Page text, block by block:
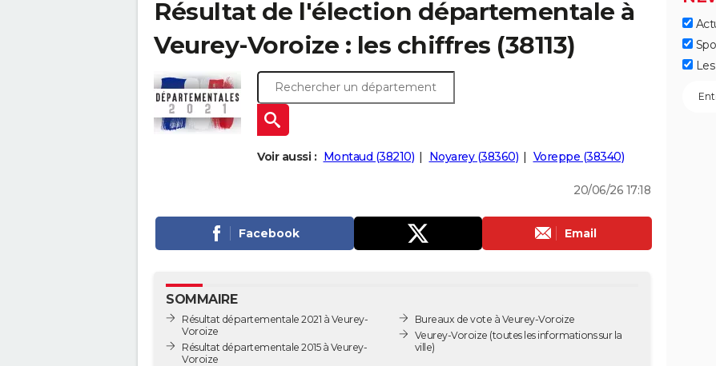
Résultat de l'élection départementale à
Veurey-Voroize : les chiffres (38113)
Voir aussi : Montaud (38210) Noyarey (38360) Voreppe (38340)
20/06/26 17:18
Facebook Email
SOMMAIRE
Résultat départementale 2021 à Veurey-
Voroize
Résultat départementale 2015 à Veurey-
Voroize
Bureaux de vote à Veurey-Voroize
Veurey-Voroize (toutes les informations sur la
ville)